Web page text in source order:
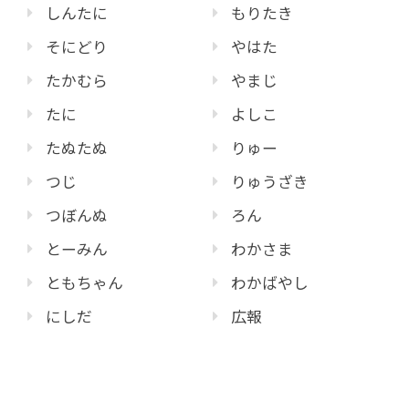
しんたに
そにどり
たかむら
たに
たぬたぬ
つじ
つぼんぬ
とーみん
ともちゃん
にしだ
もりたき
やはた
やまじ
よしこ
りゅー
りゅうざき
ろん
わかさま
わかばやし
広報